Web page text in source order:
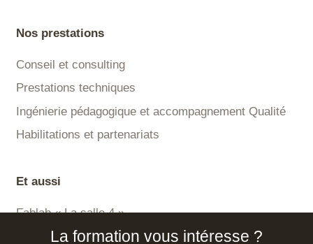
La formation vous intéresse ?
Nos prestations
Conseil et consulting
Prestations techniques
Ingénierie pédagogique et accompagnement Qualité
Habilitations et partenariats
Et aussi
Fablab « La salle 4 »
Plateforme LMS Certisa